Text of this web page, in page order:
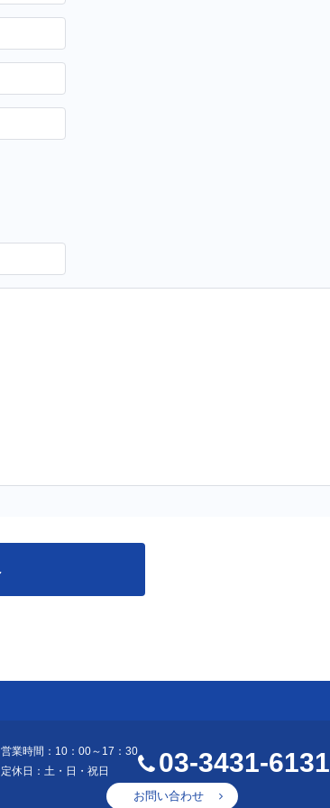
営業時間：10：00～17：30
定休日：土・日・祝日
03-3431-6131
お問い合わせ